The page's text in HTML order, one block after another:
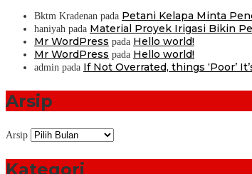
Bktm Kradenan pada Petani Kelapa Minta
haniyah pada Material Proyek Irigasi Bikin
Mr WordPress pada Hello world!
Mr WordPress pada Hello world!
admin pada If Not Overrated, things ‘Poor’
Arsip
Arsip
Kategori